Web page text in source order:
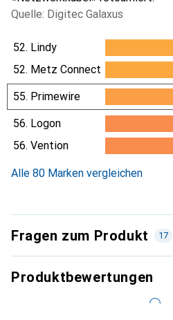
Quelle: Digitec Galaxus
52. Lindy
52. Metz Connect
55. Primewire
56. Logon
2.4%
56. Vention
Alle 80 Marken vergleichen
Fragen zum Produkt 17
Produktbewertungen